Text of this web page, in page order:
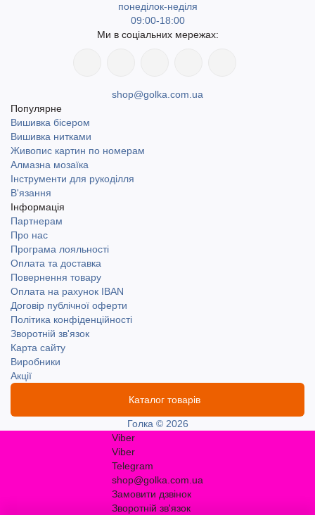
понеділок-неділя
09:00-18:00
Ми в соціальних мережах:
shop@golka.com.ua
Популярне
Вишивка бісером
Вишивка нитками
Живопис картин по номерам
Алмазна мозаїка
Інструменти для рукоділля
В'язання
Інформація
Партнерам
Про нас
Програма лояльності
Оплата та доставка
Повернення товару
Оплата на рахунок IBAN
Договір публічної оферти
Політика конфіденційності
Зворотній зв'язок
Карта сайту
Виробники
Акції
Каталог товарів
Голка © 2026
Viber
Viber
Telegram
shop@golka.com.ua
Замовити дзвінок
Зворотній зв'язок